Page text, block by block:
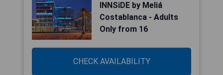
INNSiDE by Meliá
Costablanca - Adults
Only from 16
CHECK AVAILABILITY